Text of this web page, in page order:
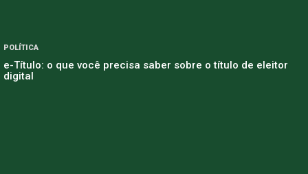
POLÍTICA
e-Título: o que você precisa saber sobre o título de eleitor
digital